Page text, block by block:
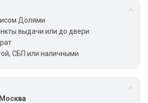
Долями
выдачи или до двери
СБП или наличными
Москва